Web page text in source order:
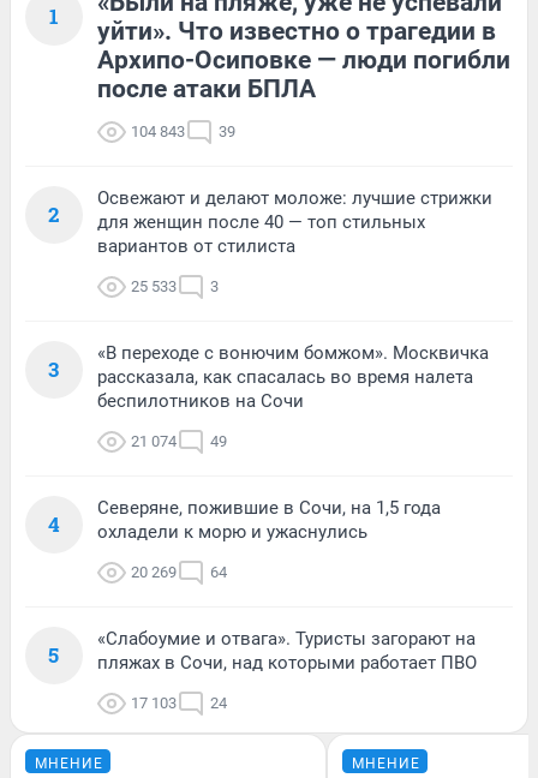
1
уйти». Что известно о трагедии в
Архипо-Осиповке — люди погибли
после атаки БПЛА
104 843 39
2
Освежают и делают моложе: лучшие стрижки
для женщин после 40 — топ стильных
вариантов от стилиста
25 533 3
3
«В переходе с вонючим бомжом». Москвичка
рассказала, как спасалась во время налета
беспилотников на Сочи
21 074 49
4
Северяне, пожившие в Сочи, на 1,5 года
охладели к морю и ужаснулись
20 269 64
5
«Слабоумие и отвага». Туристы загорают на
пляжах в Сочи, над которыми работает ПВО
17 103 24
МНЕНИЕ МНЕНИЕ